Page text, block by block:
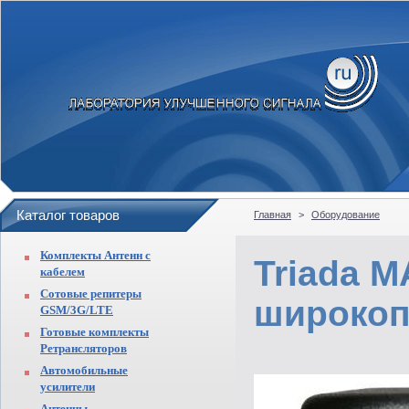
Каталог товаров
Комплекты Антенн с
кабелем
Сотовые репитеры
GSM/3G/LTE
Готовые комплекты
Ретрансляторов
Автомобильные
усилители
Главная > Оборудование
Triada